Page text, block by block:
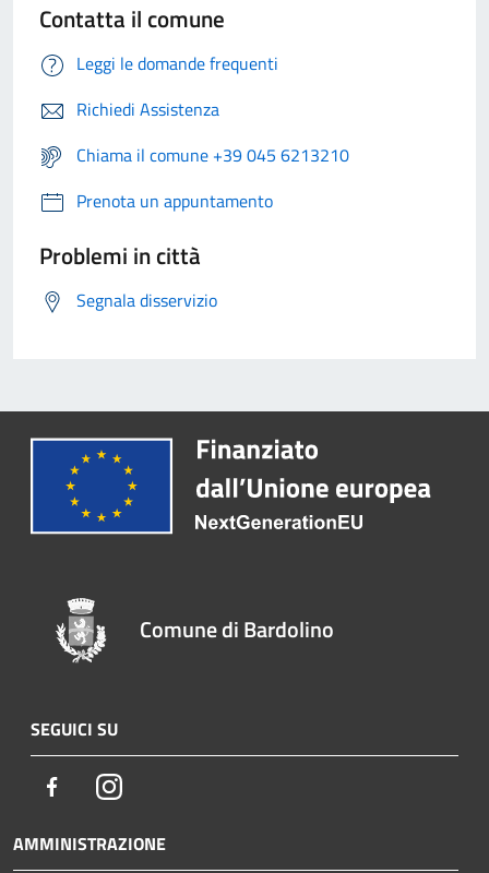
Contatta il comune
Leggi le domande frequenti
Richiedi Assistenza
Chiama il comune +39 045 6213210
Prenota un appuntamento
Problemi in città
Segnala disservizio
Comune di Bardolino
SEGUICI SU
FacebookInstagram
AMMINISTRAZIONE